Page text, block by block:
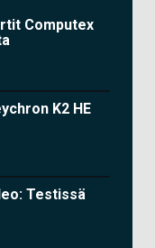
Computex
K2 HE
Testissä